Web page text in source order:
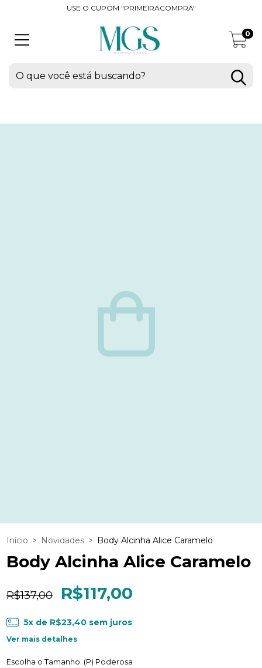
USE O CUPOM "PRIMEIRACOMPRA"
0
Início > Novidades > Body Alcinha Alice Caramelo
Body Alcinha Alice Caramelo
R$137,00 R$117,00
5x de R$23,40 sem juros
Ver mais detalhes
Escolha o Tamanho: (P) Poderosa